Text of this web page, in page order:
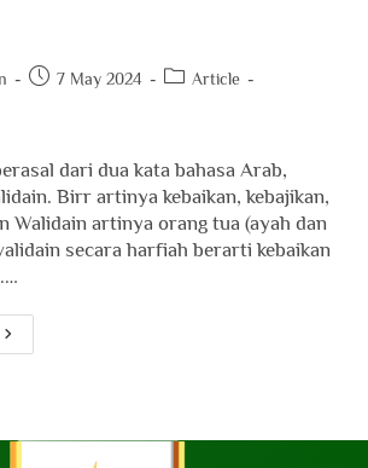
7 May 2024
Article
dari dua kata bahasa Arab,
Birr artinya kebaikan, kebajikan,
Walidain artinya orang tua (ayah dan
secara harfiah berarti kebaikan